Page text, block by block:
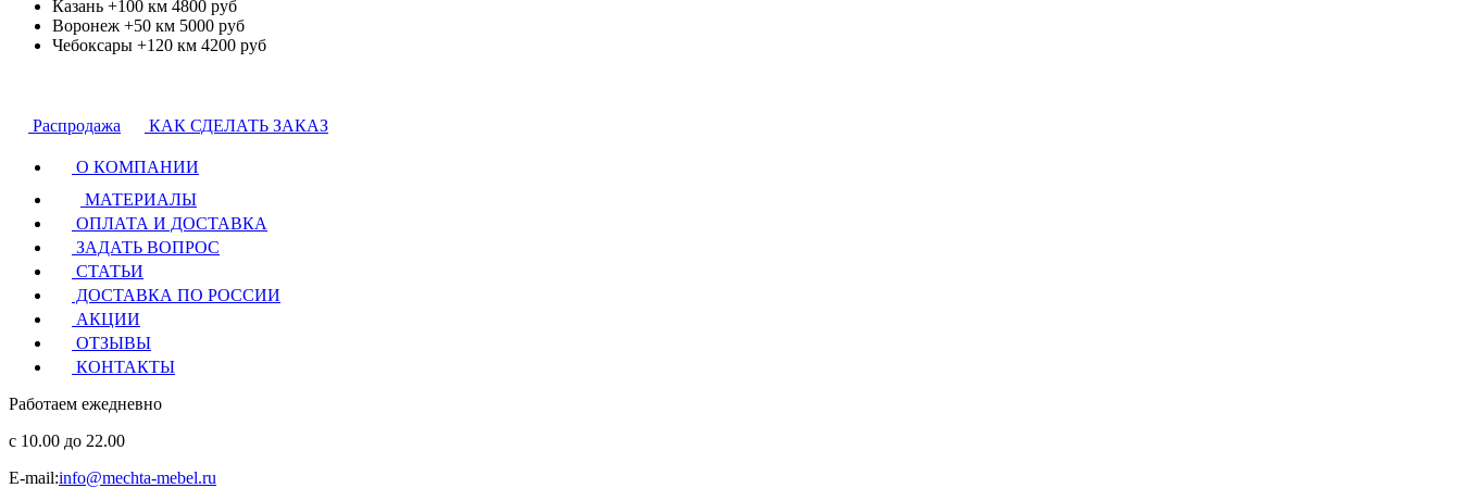
Казань +100 км 4800 руб
Воронеж +50 км 5000 руб
Чебоксары +120 км 4200 руб
Распродажа КАК СДЕЛАТЬ ЗАКАЗ
О КОМПАНИИ
МАТЕРИАЛЫ
ОПЛАТА И ДОСТАВКА
ЗАДАТЬ ВОПРОС
СТАТЬИ
ДОСТАВКА ПО РОССИИ
АКЦИИ
ОТЗЫВЫ
КОНТАКТЫ
Работаем ежедневно
с 10.00 до 22.00
E-mail:info@mechta-mebel.ru